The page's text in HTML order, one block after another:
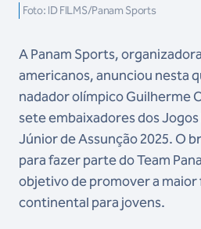
Foto: ID FILMS/Panam Sports
A Panam Sports,
americanos, anunciou nesta
nadador olímpico Guilherme
sete embaixadores dos
Júnior de Assunção 2025. O
para fazer parte do Team
objetivo de promover a
continental para jovens.